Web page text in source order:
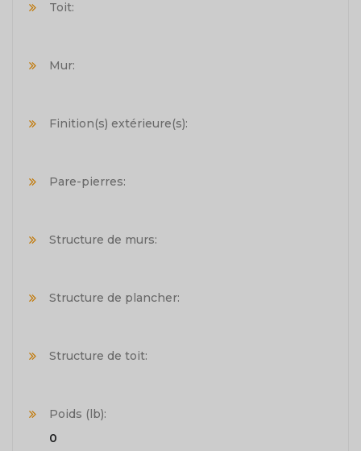
Toit:
Mur:
Finition(s) extérieure(s):
Pare-pierres:
Structure de murs:
Structure de plancher:
Structure de toit:
Poids (lb):
0